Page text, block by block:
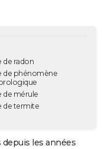
de radon
de phénomène
de mérule
de termite
les années